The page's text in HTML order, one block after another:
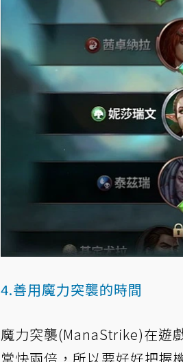
4.善用魔力突襲的時間
魔力突襲(ManaStrike)在遊
常快兩倍，所以要好好把握